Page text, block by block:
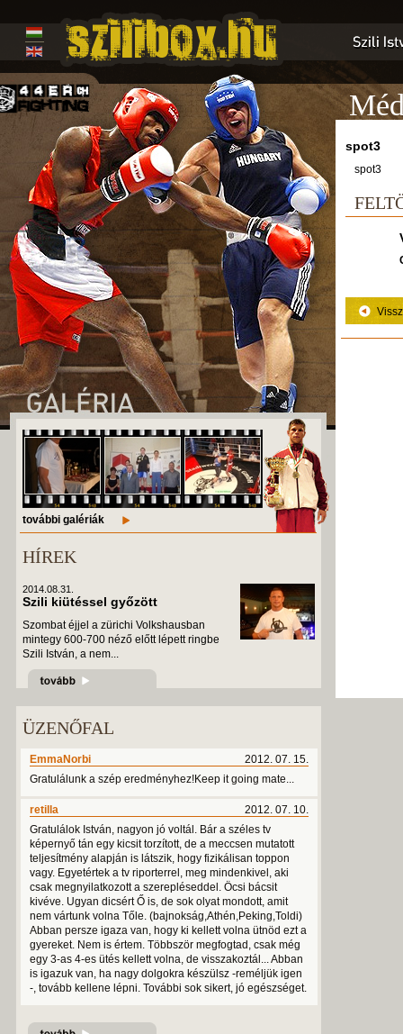
további galériák
HÍREK
2014.08.31.
Szili kiütéssel győzött
Szombat éjjel a zürichi Volkshausban
mintegy 600-700 néző előtt lépett ringbe
Szili István, a nem...
ÜZENŐFAL
2012. 07. 15.
EmmaNorbi
Gratulálunk a szép eredményhez!Keep it going mate...
2012. 07. 10.
retilla
Gratulálok István, nagyon jó voltál. Bár a széles tv
képernyő tán egy kicsit torzított, de a meccsen mutatott
teljesítmény alapján is látszik, hogy fizikálisan toppon
vagy. Egyetértek a tv riporterrel, meg mindenkivel, aki
csak megnyilatkozott a szerepléseddel. Öcsi bácsit
kivéve. Ugyan dicsért Ő is, de sok olyat mondott, amit
nem vártunk volna Tőle. (bajnokság,Athén,Peking,Toldi)
Abban persze igaza van, hogy ki kellett volna ütnöd ezt a
gyereket. Nem is értem. Többször megfogtad, csak még
egy 3-as 4-es ütés kellett volna, de visszakoztál... Abban
is igazuk van, ha nagy dolgokra készülsz -reméljük igen
-, tovább kellene lépni. További sok sikert, jó egészséget.
spot3
spot3